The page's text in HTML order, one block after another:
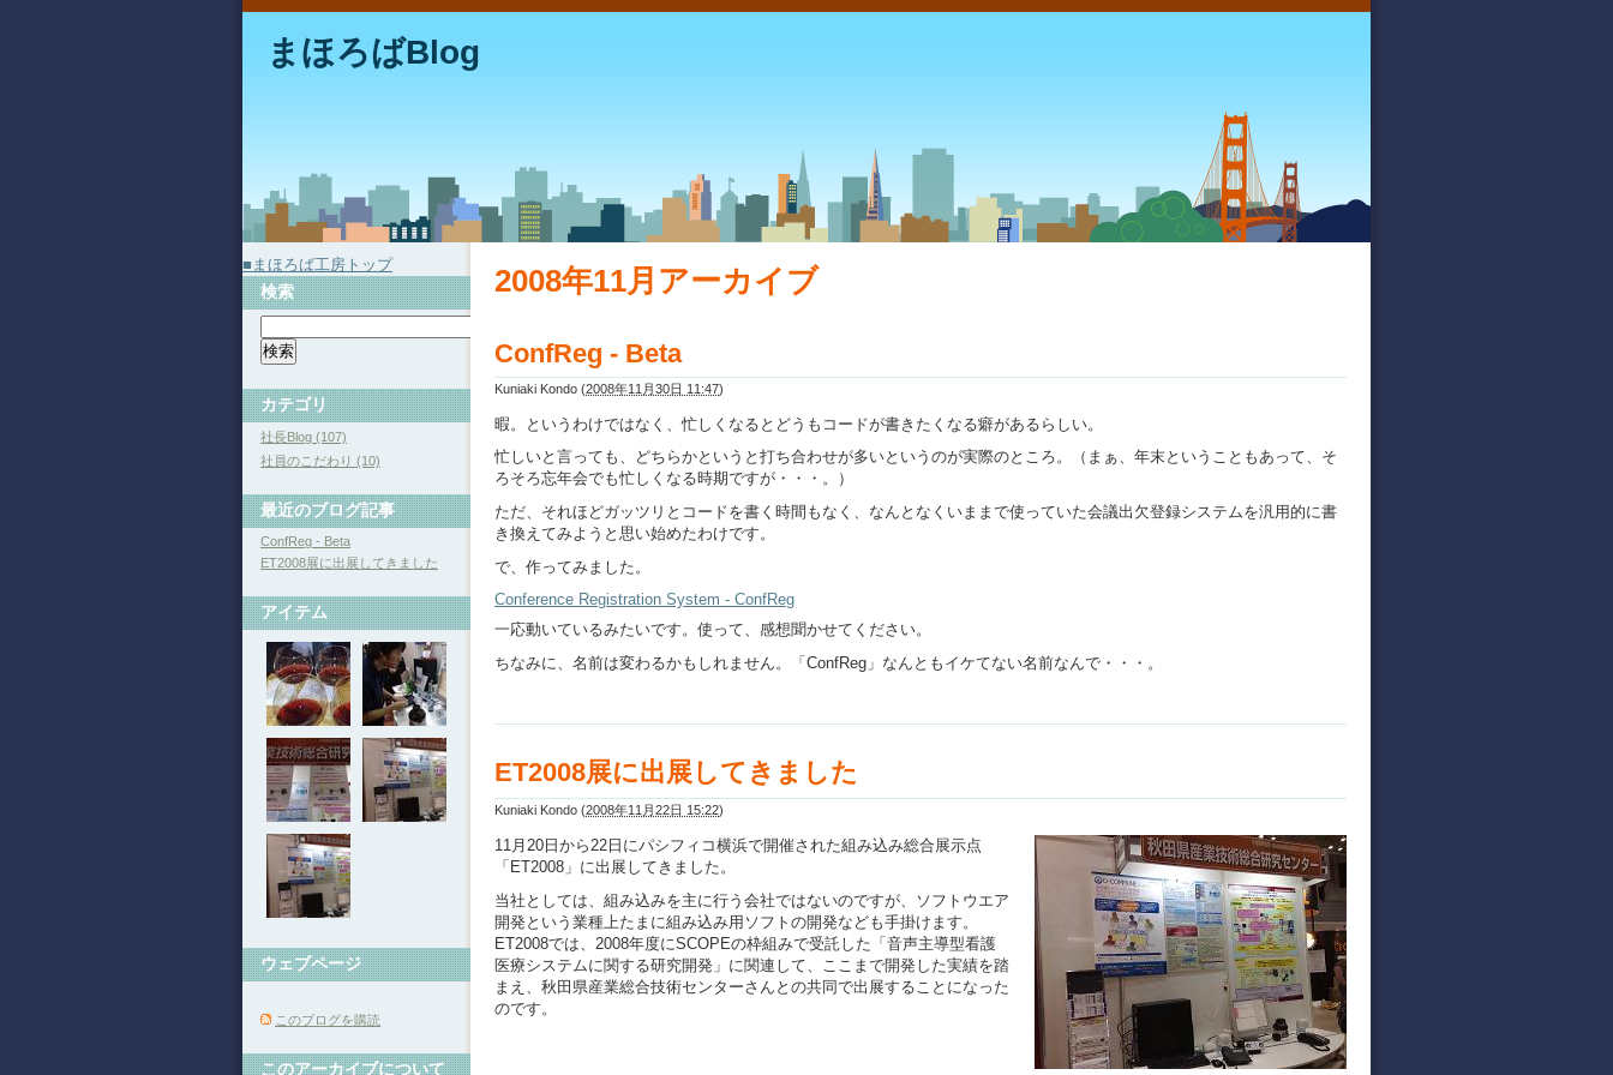
まほろばBlog
2008年11月アーカイブ
ConfReg - Beta
Kuniaki Kondo (2008年11月30日 11:47)
暇。というわけではなく、忙しくなるとどうもコードが書きたくなる癖があるらしい。
忙しいと言っても、どちらかというと打ち合わせが多いというのが実際のところ。（まぁ、年末ということもあって、そ
ろそろ忘年会でも忙しくなる時期ですが・・・。）
ただ、それほどガッツリとコードを書く時間もなく、なんとなくいままで使っていた会議出欠登録システムを汎用的に書
き換えてみようと思い始めたわけです。
で、作ってみました。
Conference Registration System - ConfReg
一応動いているみたいです。使って、感想聞かせてください。
ちなみに、名前は変わるかもしれません。「ConfReg」なんともイケてない名前なんで・・・。
ET2008展に出展してきました
Kuniaki Kondo (2008年11月22日 15:22)
11月20日から22日にパシフィコ横浜で開催された組み込み総合展示点
「ET2008」に出展してきました。
当社としては、組み込みを主に行う会社ではないのですが、ソフトウエア
開発という業種上たまに組み込み用ソフトの開発なども手掛けます。
ET2008では、2008年度にSCOPEの枠組みで受託した「音声主導型看護
医療システムに関する研究開発」に関連して、ここまで開発した実績を踏
まえ、秋田県産業総合技術センターさんとの共同で出展することになった
のです。
■まほろば工房トップ
検索
カテゴリ
社長Blog (107)
社員のこだわり (10)
最近のブログ記事
ConfReg - Beta
ET2008展に出展してきました
アイテム
ウェブページ
このブログを購読
このアーカイブについて